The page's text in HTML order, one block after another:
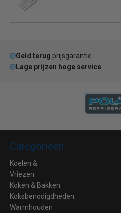
Geld terug prijsgarantie
Lage prijzen hoge service
Categorieën
Koelen &
Vriezen
Koken & Bakken
Koksbenodigdheden
Warmhouden